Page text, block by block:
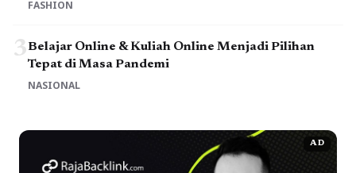
FASHION
3Belajar Online & Kuliah Online Menjadi Pilihan
Tepat di Masa Pandemi
NASIONAL
AD